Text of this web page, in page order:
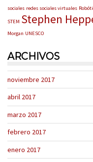
sociales redes sociales virtuales
STEM Stephen
Morgan UNESCO
ARCHIVOS
noviembre 2017
abril 2017
marzo 2017
febrero 2017
enero 2017